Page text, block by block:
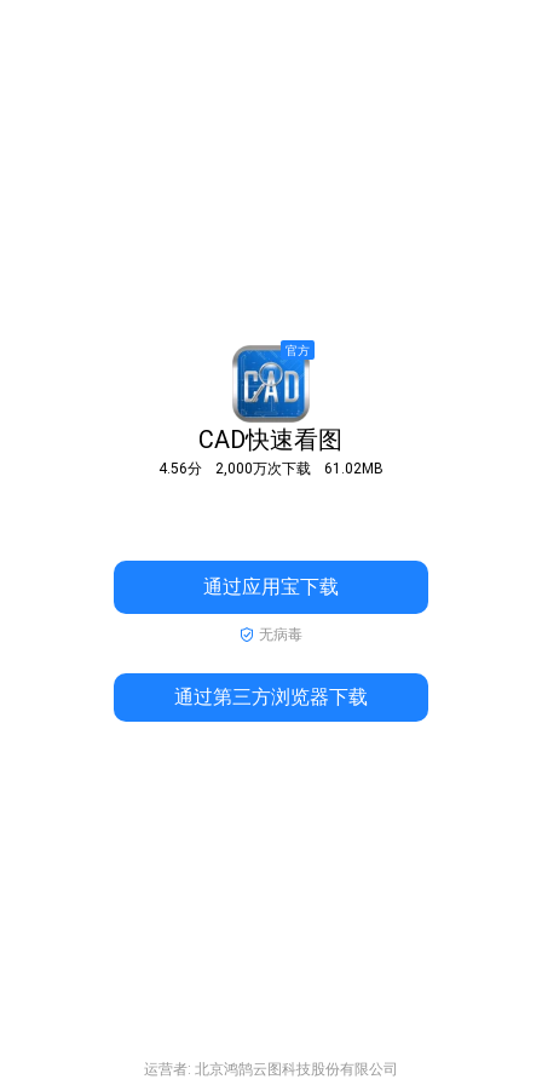
CAD快速看图
4.56分 2,000万次下载 61.02MB
通过应用宝下载
无病毒
通过第三方浏览器下载
运营者: 北京鸿鹄云图科技股份有限公司